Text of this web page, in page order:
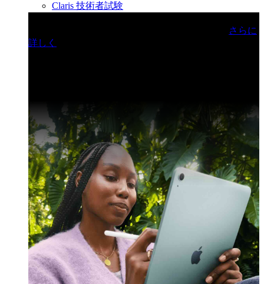
Claris 技術者試験
さらに
詳しく